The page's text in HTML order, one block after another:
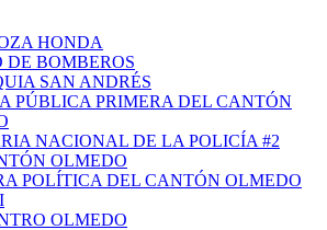
HONDA
DE BOMBEROS
SAN ANDRÉS
PÚBLICA PRIMERA DEL CANTÓN
NACIONAL DE LA POLICÍA #2
OLMEDO
POLÍTICA DEL CANTÓN OLMEDO
OLMEDO